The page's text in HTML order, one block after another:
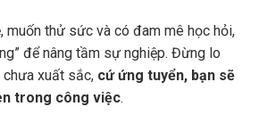
muốn thử sức và có đam mê học hỏi,
để nâng tầm sự nghiệp. Đừng lo
chưa xuất sắc, cứ ứng tuyển, bạn sẽ
trong công việc.